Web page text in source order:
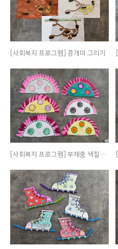
[사회복지 프로그램] 콩개미 그리기
[사회복지 프로그램] 부채춤 색칠하기